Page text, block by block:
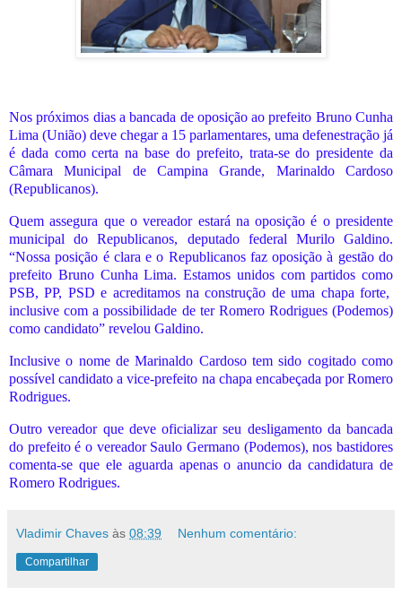
Nos próximos dias a bancada de oposição ao prefeito Bruno Cunha
Lima (União) deve chegar a 15 parlamentares, uma defenestração já
é dada como certa na base do prefeito, trata-se do presidente da
Câmara Municipal de Campina Grande, Marinaldo Cardoso
(Republicanos).
Quem assegura que o vereador estará na oposição é o presidente
municipal do Republicanos, deputado federal Murilo Galdino.
“Nossa posição é clara e o Republicanos faz oposição à gestão do
prefeito Bruno Cunha Lima. Estamos unidos com partidos como
PSB, PP, PSD e acreditamos na construção de uma chapa forte,
inclusive com a possibilidade de ter Romero Rodrigues (Podemos)
como candidato” revelou Galdino.
Inclusive o nome de Marinaldo Cardoso tem sido cogitado como
possível candidato a vice-prefeito na chapa encabeçada por Romero
Rodrigues.
Outro vereador que deve oficializar seu desligamento da bancada
do prefeito é o vereador Saulo Germano (Podemos), nos bastidores
comenta-se que ele aguarda apenas o anuncio da candidatura de
Romero Rodrigues.
Vladimir Chaves às 08:39 Nenhum comentário:
Compartilhar